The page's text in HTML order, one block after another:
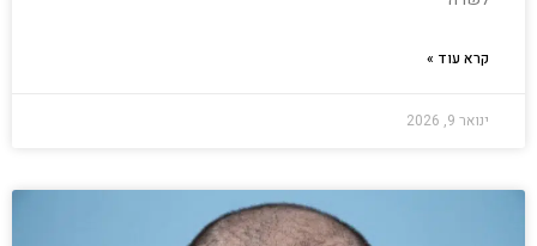
קרא עוד »
ינואר 9, 2026